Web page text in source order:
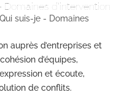
d’intervention
Qui suis-je - Domaines
auprès d’entreprises et
d’équipes,
et écoute,
de conflits.